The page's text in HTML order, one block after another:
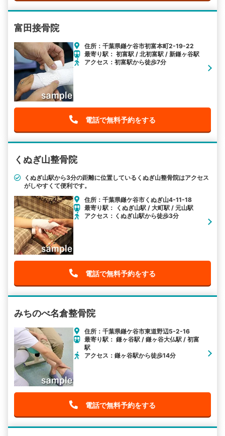
富田接骨院
住所：千葉県鎌ケ谷市初富本町2-19-22
最寄り駅： 初富駅 / 北初富駅 / 新鎌ヶ谷駅
アクセス：初富駅から徒歩7分
電話で無料予約をする
くぬぎ山整骨院
くぬぎ山駅から3分の距離に位置しているくぬぎ山整骨院はアクセス
がしやすくて便利です。
住所：千葉県鎌ケ谷市くぬぎ山4-11-18
最寄り駅： くぬぎ山駅 / 大町駅 / 元山駅
アクセス：くぬぎ山駅から徒歩3分
電話で無料予約をする
みちのべ名倉整骨院
住所：千葉県鎌ケ谷市東道野辺5-2-16
最寄り駅： 鎌ヶ谷駅 / 鎌ヶ谷大仏駅 / 初富
駅
アクセス：鎌ヶ谷駅から徒歩14分
電話で無料予約をする